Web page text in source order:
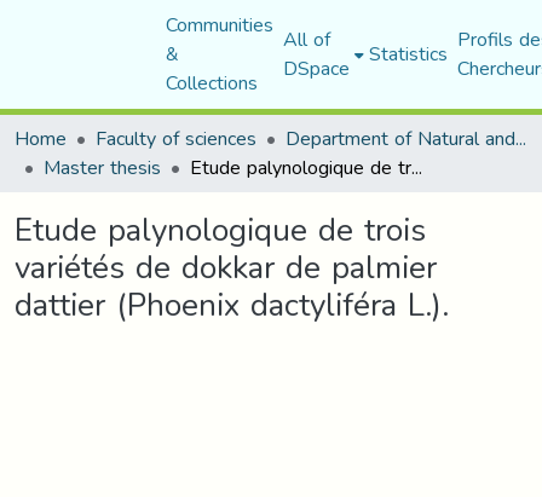
Communities
&
Collections
All of
DSpace Statistics Profils
Home
Faculty of sciences Department of Natural and Life Sciences
Master thesis Etude palynologique de trois variétés de dokkar de palmier dattier (Phoenix dactyliféra L.).
Etude palynologique de trois
variétés de dokkar de palmier
dattier (Phoenix dactyliféra L.).